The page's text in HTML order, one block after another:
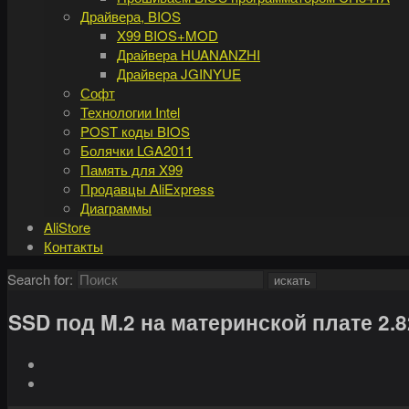
Драйвера, BIOS
X99 BIOS+MOD
Драйвера HUANANZHI
Драйвера JGINYUE
Софт
Технологии Intel
POST коды BIOS
Болячки LGA2011
Память для X99
Продавцы AliExpress
Диаграммы
AliStore
Контакты
Search for:
искать
SSD под M.2 на материнской плате